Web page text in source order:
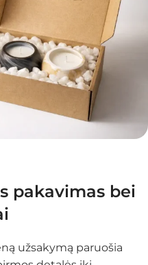
pakavimas bei
užsakymą paruošia